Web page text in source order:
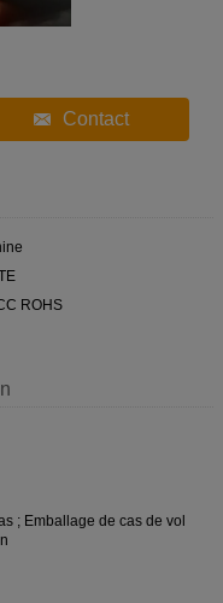
Contact
ROHS
; Emballage de cas de vol